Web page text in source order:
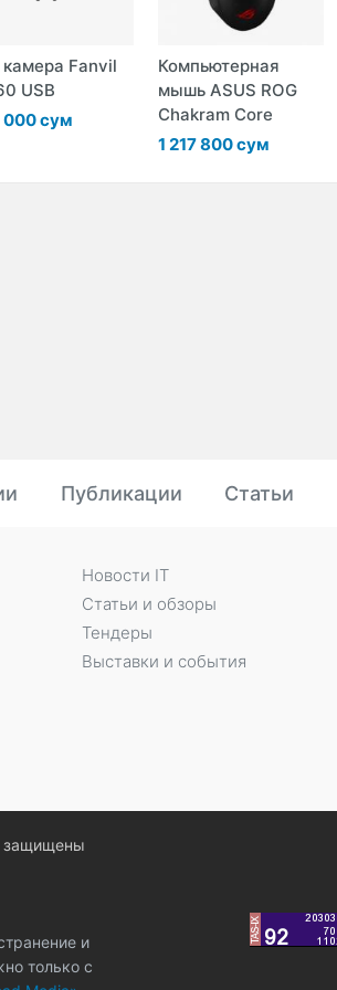
Fanvil
USB
000 сум
Компьютерная
мышь ASUS ROG
Chakram Core
1 217 800 сум
Публикации Статьи
Новости IT
Статьи и обзоры
Тендеры
Выставки и события
защищены
и
только с